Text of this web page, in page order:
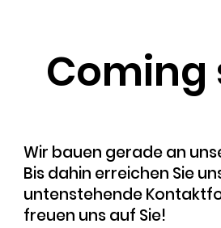
Coming
Wir bauen gerade an
Bis dahin erreichen Sie
untenstehende
freuen uns auf Sie!